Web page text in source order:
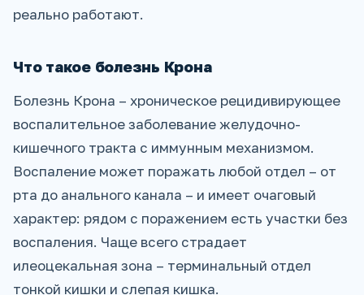
реально работают.
Что такое болезнь Крона
Болезнь Крона – хроническое рецидивирующее
воспалительное заболевание желудочно-
кишечного тракта с иммунным механизмом.
Воспаление может поражать любой отдел – от
рта до анального канала – и имеет очаговый
характер: рядом с поражением есть участки без
воспаления. Чаще всего страдает
илеоцекальная зона – терминальный отдел
тонкой кишки и слепая кишка.